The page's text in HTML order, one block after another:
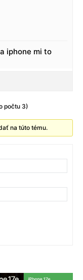
iphone mi to
počtu 3)
na túto tému.